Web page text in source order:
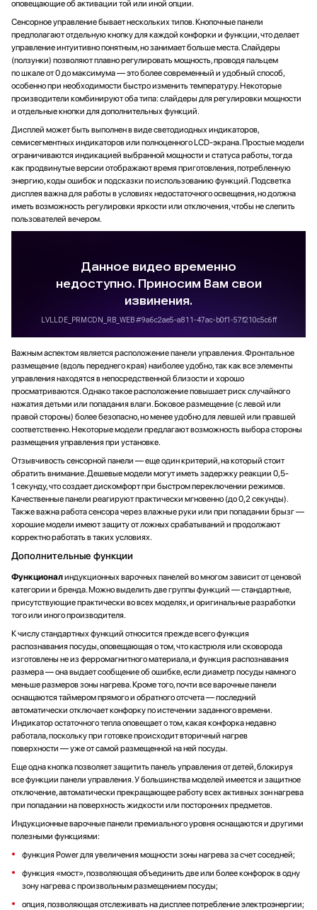
оповещающие об активации той или иной опции.
Сенсорное управление бывает нескольких типов. Кнопочные панели
предполагают отдельную кнопку для каждой конфорки и функции, что делает
управление интуитивно понятным, но занимает больше места. Слайдеры
(ползунки) позволяют плавно регулировать мощность, проводя пальцем
по шкале от 0 до максимума — это более современный и удобный способ,
особенно при необходимости быстро изменить температуру. Некоторые
производители комбинируют оба типа: слайдеры для регулировки мощности
и отдельные кнопки для дополнительных функций.
Дисплей может быть выполнен в виде светодиодных индикаторов,
семисегментных индикаторов или полноценного LCD-экрана. Простые модели
ограничиваются индикацией выбранной мощности и статуса работы, тогда
как продвинутые версии отображают время приготовления, потребленную
энергию, коды ошибок и подсказки по использованию функций. Подсветка
дисплея важна для работы в условиях недостаточного освещения, но должна
иметь возможность регулировки яркости или отключения, чтобы не слепить
пользователей вечером.
Важным аспектом является расположение панели управления. Фронтальное
размещение (вдоль переднего края) наиболее удобно, так как все элементы
управления находятся в непосредственной близости и хорошо
просматриваются. Однако такое расположение повышает риск случайного
нажатия детьми или попадания влаги. Боковое размещение (с левой или
правой стороны) более безопасно, но менее удобно для левшей или правшей
соответственно. Некоторые модели предлагают возможность выбора стороны
размещения управления при установке.
Отзывчивость сенсорной панели — еще один критерий, на который стоит
обратить внимание. Дешевые модели могут иметь задержку реакции 0,5-
1 секунду, что создает дискомфорт при быстром переключении режимов.
Качественные панели реагируют практически мгновенно (до 0,2 секунды).
Также важна работа сенсора через влажные руки или при попадании брызг —
хорошие модели имеют защиту от ложных срабатываний и продолжают
корректно работать в таких условиях.
Дополнительные функции
Функционалиндукционных варочных панелей во многом зависит от ценовой
категории и бренда. Можно выделить две группы функций — стандартные,
присутствующие практически во всех моделях, и оригинальные разработки
того или иного производителя.
К числу стандартных функций относится прежде всего функция
распознавания посуды, оповещающая о том, что кастрюля или сковорода
изготовлены не из ферромагнитного материала, и функция распознавания
размера — она выдает сообщение об ошибке, если диаметр посуды намного
меньше размеров зоны нагрева. Кроме того, почти все варочные панели
оснащаются таймером прямого и обратного отсчета — последний
автоматически отключает конфорку по истечении заданного времени.
Индикатор остаточного тепла оповещает о том, какая конфорка недавно
работала, поскольку при готовке происходит вторичный нагрев
поверхности — уже от самой размещенной на ней посуды.
Еще одна кнопка позволяет защитить панель управления от детей, блокируя
все функции панели управления. У большинства моделей имеется и защитное
отключение, автоматически прекращающее работу всех активных зон нагрева
при попадании на поверхность жидкости или посторонних предметов.
Индукционные варочные панели премиального уровня оснащаются и другими
полезными функциями:
функция Power для увеличения мощности зоны нагрева за счет соседней;
функция «мост», позволяющая объединить две или более конфорок в одну
зону нагрева с произвольным размещением посуды;
опция, позволяющая отслеживать на дисплее потребление электроэнергии;